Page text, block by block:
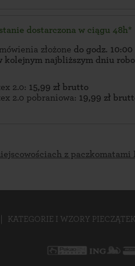
dostarczona w ciągu 48h*
złożone do godz. 10:00
kolejnym najbliższym dniu
2.0: 15,99 zł brutto
2.0 pobraniowa: 19,99 zł
z paczkomatami
KATEGORIE I WZORY PIECZĄTEK